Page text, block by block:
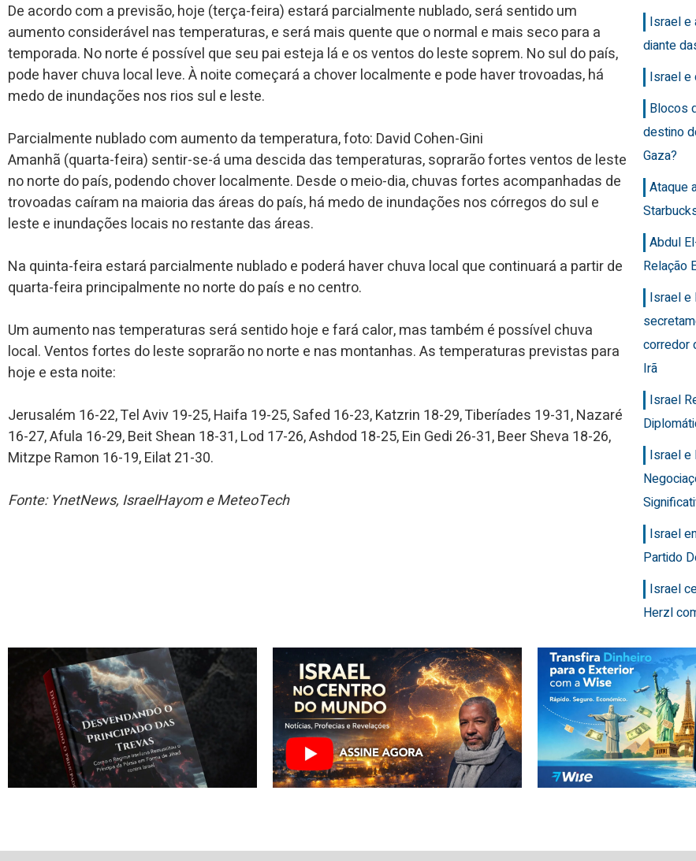
De acordo com a previsão, hoje (terça-feira) estará parcialmente nublado, será sentido um
aumento considerável nas temperaturas, e será mais quente que o normal e mais seco para a
temporada. No norte é possível que seu pai esteja lá e os ventos do leste soprem. No sul do país,
pode haver chuva local leve. À noite começará a chover localmente e pode haver trovoadas, há
medo de inundações nos rios sul e leste.
Parcialmente nublado com aumento da temperatura, foto: David Cohen-Gini
Amanhã (quarta-feira) sentir-se-á uma descida das temperaturas, soprarão fortes ventos de leste
no norte do país, podendo chover localmente. Desde o meio-dia, chuvas fortes acompanhadas de
trovoadas caíram na maioria das áreas do país, há medo de inundações nos córregos do sul e
leste e inundações locais no restante das áreas.
Na quinta-feira estará parcialmente nublado e poderá haver chuva local que continuará a partir de
quarta-feira principalmente no norte do país e no centro.
Um aumento nas temperaturas será sentido hoje e fará calor, mas também é possível chuva
local. Ventos fortes do leste soprarão no norte e nas montanhas. As temperaturas previstas para
hoje e esta noite:
Jerusalém 16-22, Tel Aviv 19-25, Haifa 19-25, Safed 16-23, Katzrin 18-29, Tiberíades 19-31, Nazaré
16-27, Afula 16-29, Beit Shean 18-31, Lod 17-26, Ashdod 18-25, Ein Gedi 26-31, Beer Sheva 18-26,
Mitzpe Ramon 16-19, Eilat 21-30.
Fonte: YnetNews, IsraelHayom e MeteoTech
Israel e
diante
Israel e
Blocos
destino
Gaza?
Ataque
Abdul
Relação
Israel e
corredor
Irã
Israel
Israel e
Israel
Partido
Israel
Herzl